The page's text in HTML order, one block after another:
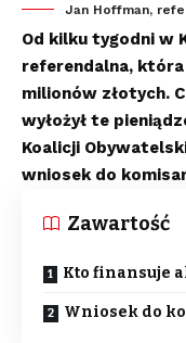
Jan Hoffman,
Od kilku tygodni w
referendalna,
milionów złotych.
wyłożył te
Koalicji
wniosek do
Zawartość
Kto finansuje
Wniosek do